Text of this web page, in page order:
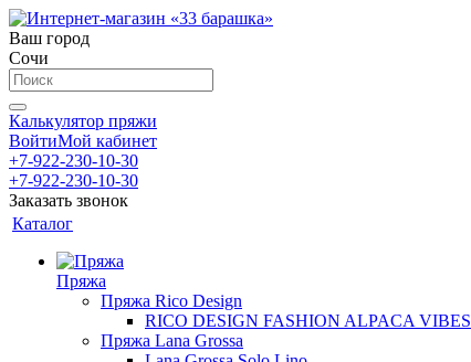
Ваш город
Сочи
Калькулятор пряжи
ВойтиМой кабинет
+7-922-230-10-30
+7-922-230-10-30
Заказать звонок
Каталог
Пряжа
Пряжа Rico Design
RICO DESIGN FASHION ALPACA VIBES
Пряжа Lana Grossa